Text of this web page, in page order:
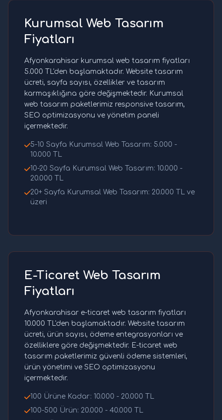
Kurumsal Web Tasarım
Fiyatları
Afyonkarahisar kurumsal web tasarım fiyatları
5.000 TL'den başlamaktadır. Website tasarım
ücreti, sayfa sayısı, özellikler ve tasarım
karmaşıklığına göre değişmektedir. Kurumsal
web tasarım paketlerimiz responsive tasarım,
SEO optimizasyonu ve yönetim paneli
içermektedir.
5-10 Sayfa Kurumsal Web Tasarım: 5.000 -
10.000 TL
10-20 Sayfa Kurumsal Web Tasarım: 10.000 -
20.000 TL
20+ Sayfa Kurumsal Web Tasarım: 20.000 TL ve
üzeri
E-Ticaret Web Tasarım
Fiyatları
Afyonkarahisar e-ticaret web tasarım fiyatları
10.000 TL'den başlamaktadır. Website tasarım
ücreti, ürün sayısı, ödeme entegrasyonları ve
özelliklere göre değişmektedir. E-ticaret web
tasarım paketlerimiz güvenli ödeme sistemleri,
ürün yönetimi ve SEO optimizasyonu
içermektedir.
100 Ürüne Kadar: 10.000 - 20.000 TL
100-500 Ürün: 20.000 - 40.000 TL